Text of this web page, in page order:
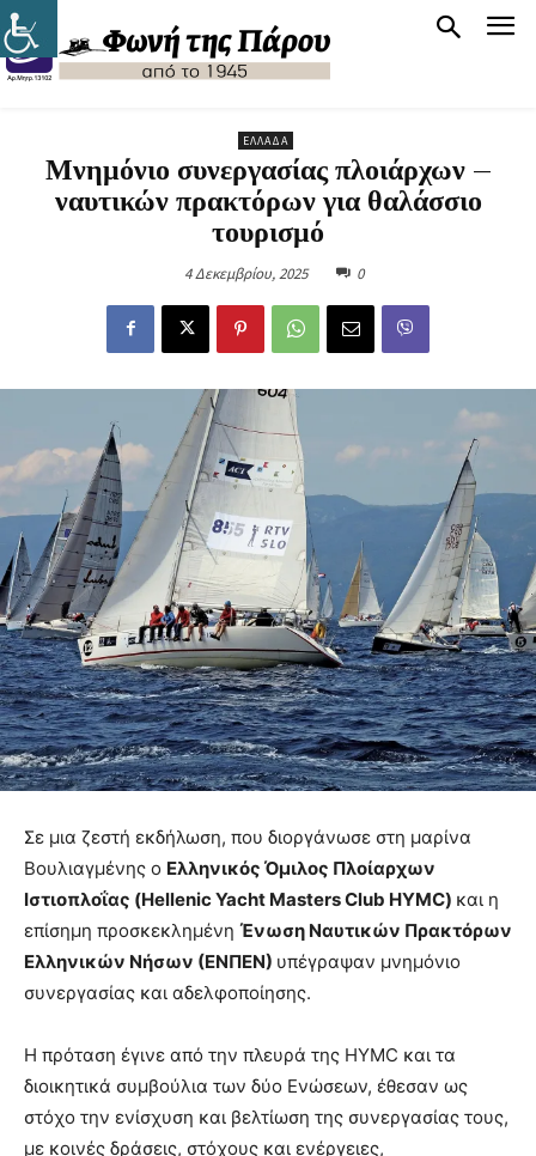
ΕΛΛΆΔΑ
Μνημόνιο συνεργασίας πλοιάρχων –
ναυτικών πρακτόρων για θαλάσσιο
τουρισμό
4 Δεκεμβρίου, 2025 0
Σε μια ζεστή εκδήλωση, που διοργάνωσε στη μαρίνα
Βουλιαγμένης ο Ελληνικός Όμιλος Πλοίαρχων
Ιστιοπλοΐας (Hellenic Yacht Masters Club HYMC) και η
επίσημη προσκεκλημένη Ένωση Ναυτικών Πρακτόρων
Ελληνικών Νήσων (ΕΝΠΕΝ) υπέγραψαν μνημόνιο
συνεργασίας και αδελφοποίησης.
Η πρόταση έγινε από την πλευρά της HYMC και τα
διοικητικά συμβούλια των δύο Ενώσεων, έθεσαν ως
στόχο την ενίσχυση και βελτίωση της συνεργασίας τους,
με κοινές δράσεις, στόχους και ενέργειες,